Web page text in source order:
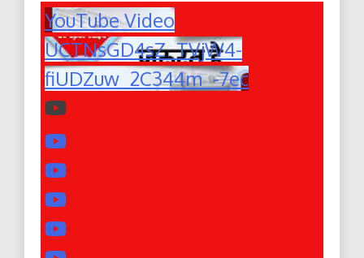
YouTube Video
UCTNsGD4sZ_TVjW4-
fiUDZuw_2C344m_-7ec